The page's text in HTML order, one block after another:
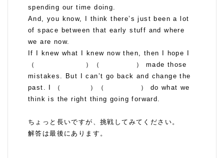
spending our time doing.
And, you know, I think there’s just been a lot
of space between that early stuff and where
we are now.
If I knew what I knew now then, then I hope I
（ ）（ ） made those
mistakes. But I can’t go back and change the
past. I （ ）（ ） do what we
think is the right thing going forward.
ちょっと長いですが、挑戦してみてください。
解答は最後にあります。